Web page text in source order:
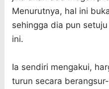
Menurutnya, hal ini
sehingga dia pun
ini.
Ia sendiri mengakui,
turun secara